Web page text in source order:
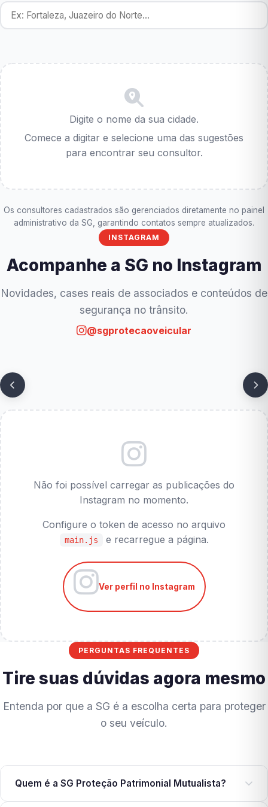
Digite o nome da sua cidade.
Comece a digitar e selecione uma das sugestões
para encontrar seu consultor.
Os consultores cadastrados são gerenciados diretamente no painel
administrativo da SG, garantindo contatos sempre atualizados.
INSTAGRAM
Acompanhe a SG no Instagram
Novidades, cases reais de associados e conteúdos de
segurança no trânsito.
@sgprotecaoveicular
Não foi possível carregar as publicações do
Instagram no momento.
Configure o token de acesso no arquivo
main.js e recarregue a página.
Ver perfil no Instagram
PERGUNTAS FREQUENTES
Tire suas dúvidas agora mesmo
Entenda por que a SG é a escolha certa para proteger
o seu veículo.
Quem é a SG Proteção Patrimonial Mutualista?